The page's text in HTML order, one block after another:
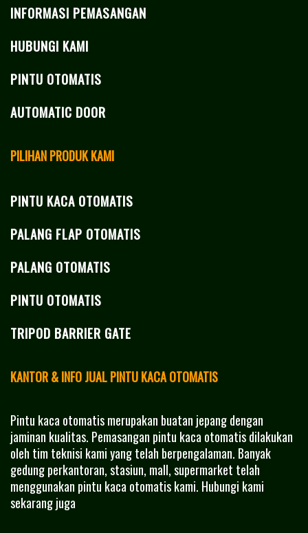
INFORMASI PEMASANGAN
HUBUNGI KAMI
PINTU OTOMATIS
AUTOMATIC DOOR
PILIHAN PRODUK KAMI
PINTU KACA OTOMATIS
PALANG FLAP OTOMATIS
PALANG OTOMATIS
PINTU OTOMATIS
TRIPOD BARRIER GATE
KANTOR & INFO JUAL PINTU KACA OTOMATIS
Pintu kaca otomatis merupakan buatan jepang dengan
jaminan kualitas. Pemasangan pintu kaca otomatis dilakukan
oleh tim teknisi kami yang telah berpengalaman. Banyak
gedung perkantoran, stasiun, mall, supermarket telah
menggunakan pintu kaca otomatis kami. Hubungi kami
sekarang juga